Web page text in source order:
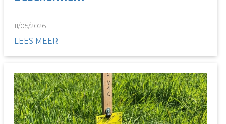
11/05/2026
LEES MEER